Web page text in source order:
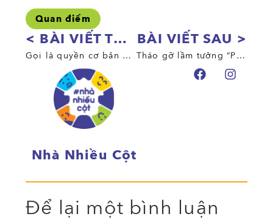
Quan điểm
< BÀI VIẾT TRƯỚC
Gọi là quyền cơ bản nhưng phụ nữ [từng] không có
BÀI VIẾT SAU >
Tháo gỡ lầm tưởng “Phụ nữ chiếm thiểu số trong ngành STEM vì về mặt sinh học họ yếu kém hơn nam giới”
Nhà Nhiều Cột
Để lại một bình luận